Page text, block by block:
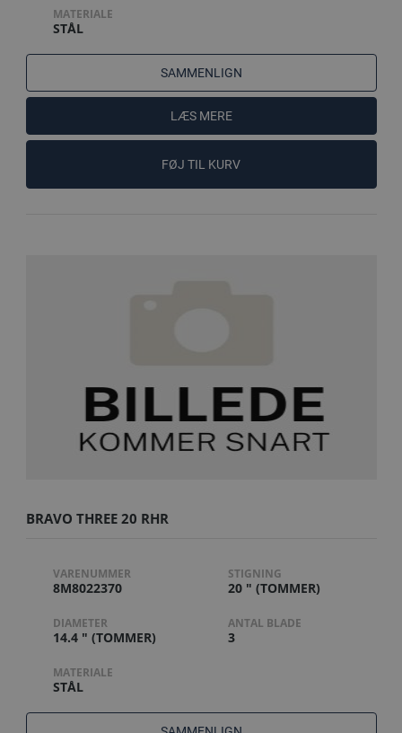
MATERIALE
STÅL
SAMMENLIGN
LÆS MERE
FØJ TIL KURV
BRAVO THREE 20 RHR
VARENUMMER
8M8022370
STIGNING
20 " (TOMMER)
DIAMETER
14.4 " (TOMMER)
ANTAL BLADE
3
MATERIALE
STÅL